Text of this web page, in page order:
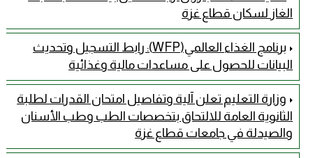
الغاز لسكان قطاع غزة
برنامج الغذاء العالمي(WFP): رابط التسجيل وتحديث
البيانات للحصول على مساعدات مالية وغذائية
وزارة التعليم تعلن آلية وتفاصيل امتحان القدرات لطلبة
الثانوية العامة للالتحاق بتخصصات الطب وطب الأسنان
والصيدلة في جامعات قطاع غزة